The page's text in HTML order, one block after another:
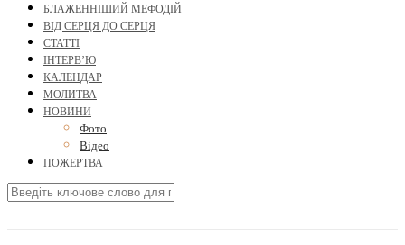
БЛАЖЕННІШИЙ МЕФОДІЙ
ВІД СЕРЦЯ ДО СЕРЦЯ
СТАТТІ
ІНТЕРВ’Ю
КАЛЕНДАР
МОЛИТВА
НОВИНИ
Фото
Відео
ПОЖЕРТВА